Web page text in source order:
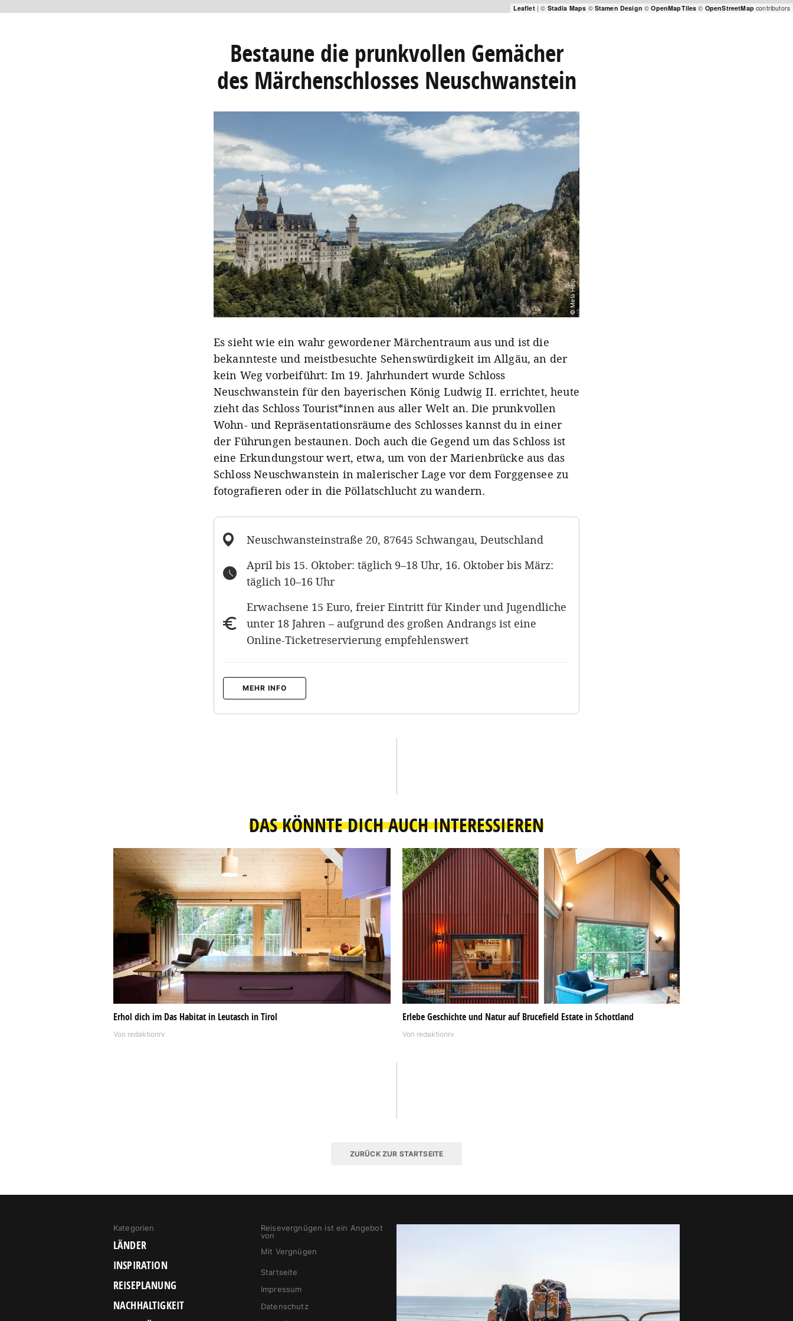
Leaflet| © Stadia Maps © Stamen Design ©OpenMapTiles © OpenStreetMap contributors
Bestaune die prunkvollen Gemächer
des Märchenschlosses Neuschwanstein
© Mela Hipp
Es sieht wie ein wahr gewordener Märchentraum aus und ist die
bekannteste und meistbesuchte Sehenswürdigkeit im Allgäu, an der
kein Weg vorbeiführt: Im 19. Jahrhundert wurde Schloss
Neuschwanstein für den bayerischen König Ludwig II. errichtet, heute
zieht das Schloss Tourist*innen aus aller Welt an. Die prunkvollen
Wohn- und Repräsentationsräume des Schlosses kannst du in einer
der Führungen bestaunen. Doch auch die Gegend um das Schloss ist
eine Erkundungstour wert, etwa, um von der Marienbrücke aus das
Schloss Neuschwanstein in malerischer Lage vor dem Forggensee zu
fotografieren oder in die Pöllatschlucht zu wandern.
Neuschwansteinstraße 20, 87645 Schwangau, Deutschland
April bis 15. Oktober: täglich 9–18 Uhr, 16. Oktober bis März:
täglich 10–16 Uhr
Erwachsene 15 Euro, freier Eintritt für Kinder und Jugendliche
unter 18 Jahren – aufgrund des großen Andrangs ist eine
Online-Ticketreservierung empfehlenswert
MEHR INFO
DAS KÖNNTE DICH AUCH INTERESSIEREN
Erhol dich im Das Habitat in Leutasch in Tirol
Von redaktionrv
Erlebe Geschichte und Natur auf Brucefield Estate in Schottland
Von redaktionrv
ZURÜCK ZUR STARTSEITE
Kategorien
LÄNDER
INSPIRATION
REISEPLANUNG
NACHHALTIGKEIT
Reisevergnügen ist ein Angebot
von
Mit Vergnügen
Startseite
Impressum
Datenschutz